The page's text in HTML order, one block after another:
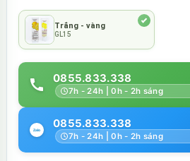
Trắng - vàng
GL15
0855.833.338
7h - 24h | 0h - 2h sáng
0855.833.338
7h - 24h | 0h - 2h sáng